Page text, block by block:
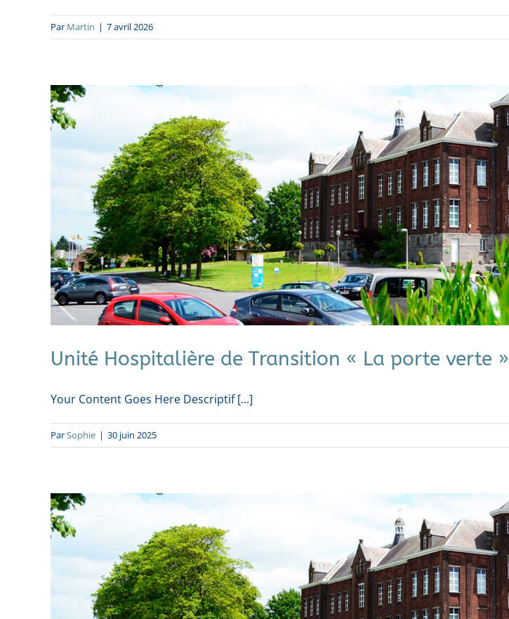
Par Martin | 7 avril 2026
Unité Hospitalière de Transition « La porte verte »
Your Content Goes Here Descriptif [...]
ParSophie | 30 juin 2025